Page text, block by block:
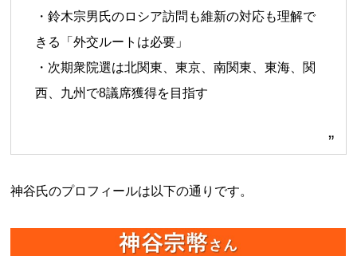
・鈴木宗男氏のロシア訪問も維新の対応も理解で
きる「外交ルートは必要」
・次期衆院選は北関東、東京、南関東、東海、関
西、九州で8議席獲得を目指す
神谷氏のプロフィールは以下の通りです。